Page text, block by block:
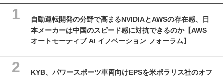
自動運転開発の分野で高まるNVIDIAとAWSの存在感、日
本メーカーは中国のスピード感に対抗できるのか【AWS
オートモーティブ AI イノベーション フォーラム】
KYB、パワースポーツ車両向けEPSを米ポラリス社のオフ